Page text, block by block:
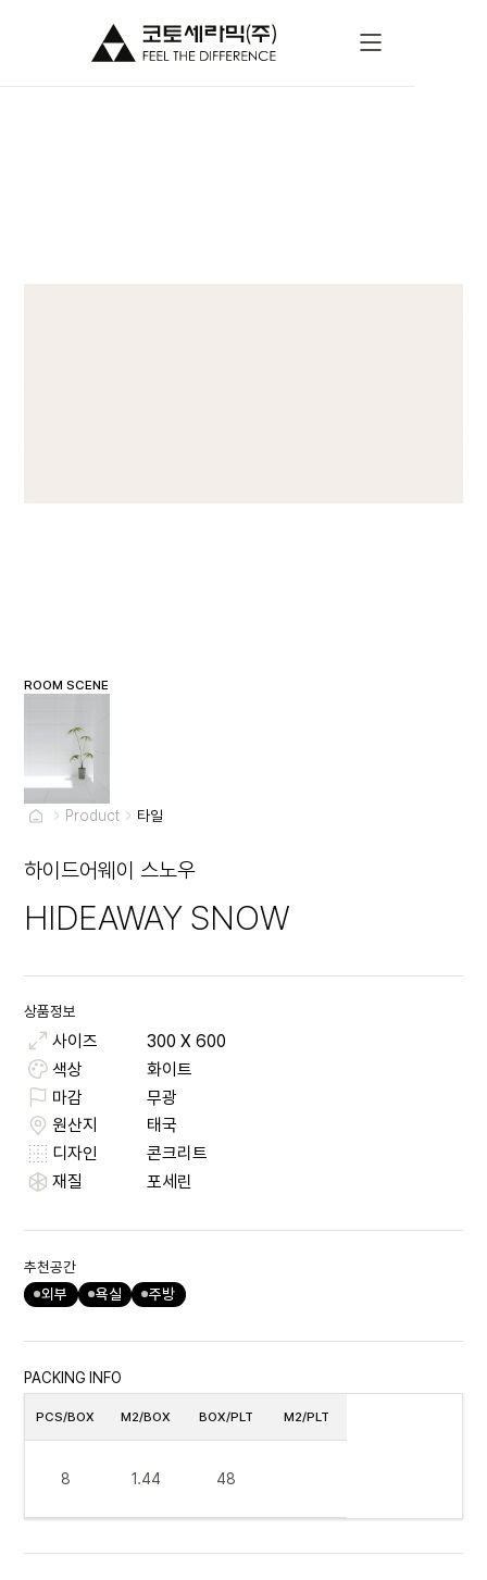
ROOM SCENE
Product 타일
하이드어웨이 스노우
HIDEAWAY SNOW
상품정보
사이즈 300 X 600
색상
화이트
마감
무광
원산지
태국
디자인
콘크리트
재질
포세린
추천공간
외부
욕실 주방
PACKING INFO
PCS/BOX
8
M2/BOX
1.44
BOX/PLT
48
M2/PLT